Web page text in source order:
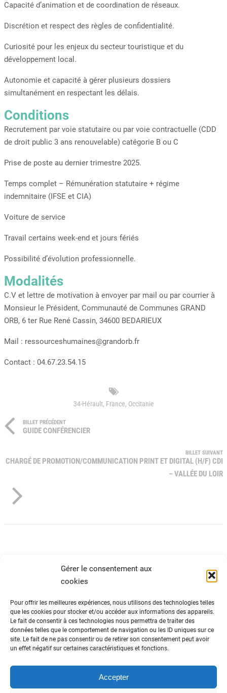
Gérer le consentement aux
cookies
Pour offrir les meilleures expériences, nous utilisons des technologies telles
que les cookies pour stocker et/ou accéder aux informations des appareils.
Le fait de consentir à ces technologies nous permettra de traiter des
données telles que le comportement de navigation ou les ID uniques sur ce
site. Le fait de ne pas consentir ou de retirer son consentement peut avoir
un effet négatif sur certaines caractéristiques et fonctions.
Accepter
Capacité d’animation et de coordination de réseaux.
Discrétion et respect des règles de confidentialité.
Curiosité pour les enjeux du secteur touristique et du
développement local.
Autonomie et capacité à gérer plusieurs dossiers
simultanément en respectant les délais.
Conditions
Recrutement par voie statutaire ou par voie contractuelle (CDD
de droit public 3 ans renouvelable) catégorie B ou C
Prise de poste au dernier trimestre 2025.
Temps complet – Rémunération statutaire + régime
indemnitaire (IFSE et CIA)
Voiture de service
Travail certains week-end et jours fériés
Possibilité d’évolution professionnelle.
Modalités
C.V et lettre de motivation à envoyer par mail ou par courrier à
Monsieur le Président, Communauté de Communes GRAND
ORB, 6 ter Rue René Cassin, 34600 BEDARIEUX
Mail : ressourceshumaines@grandorb.fr
Contact : 04.67.23.54.15
34-Hérault, France, Occitanie
BILLET PRÉCÉDENT
GUIDE CONFÉRENCIER
BILLET SUIVANT
CHARGÉ DE PROMOTION/COMMUNICATION PRINT ET DIGITAL (H/F) CDI
– VALLÉE DU LOIR
ADN Tourisme
Fédération nationale des organismes
institutionnels de tourisme